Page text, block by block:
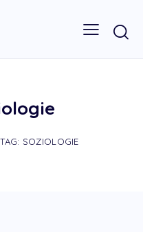
TAG: SOZIOLOGIE